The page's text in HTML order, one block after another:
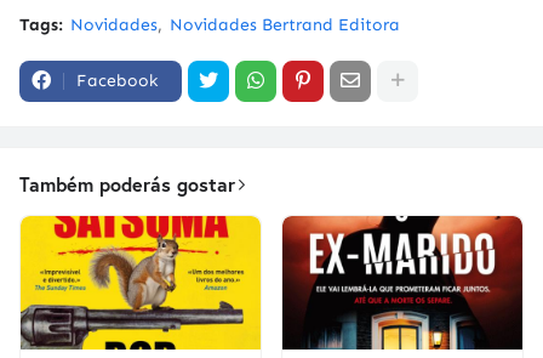
Tags: Novidades Novidades Bertrand Editora
Facebook
Também poderás gostar